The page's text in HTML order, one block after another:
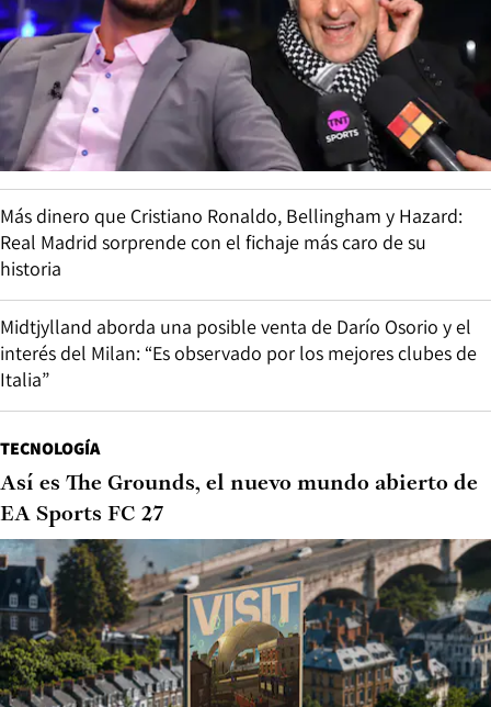
Más dinero que Cristiano Ronaldo, Bellingham y Hazard:
Real Madrid sorprende con el fichaje más caro de su
historia
Midtjylland aborda una posible venta de Darío Osorio y el
interés del Milan: “Es observado por los mejores clubes de
Italia”
TECNOLOGÍA
Así es The Grounds, el nuevo mundo abierto de
EA Sports FC 27